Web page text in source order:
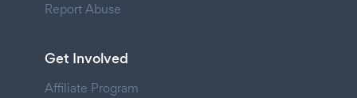
Report Abuse
Get Involved
Affiliate Program